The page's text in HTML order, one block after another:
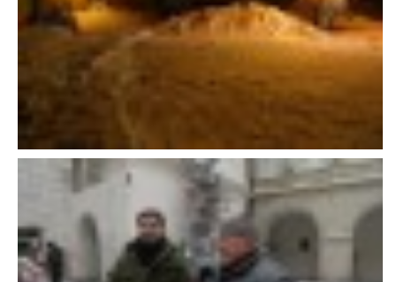
O NÁS :-)
VÝROČNÍ ZPRÁVY
JAK NÁM POMOCI
NAPSALI O NÁS